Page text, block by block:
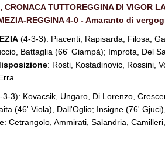
CRONACA TUTTOREGGINA DI VIGOR
REGGINA 4-0 - Amaranto di
(4-3-3): Piacenti, Rapisarda, Filosa,
Battaglia (66' Giampà); Improta, Del
: Rosti, Kostadinovic, Rossini,
3-3): Kovacsik, Ungaro, Di Lorenzo,
(46' Viola), Dall'Oglio; Insigne (76'
: Cetrangolo, Ammirati, Salandria,